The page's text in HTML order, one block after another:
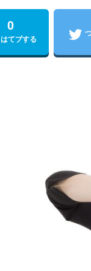
0
はてブする